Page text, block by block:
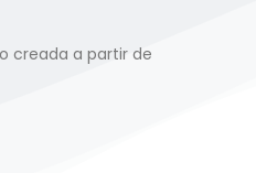
creada a partir de